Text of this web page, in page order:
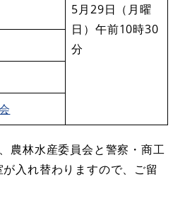
5月29日（月曜
日）午前10時30
分
農林水産委員会と警察・商工
入れ替わりますので、ご留